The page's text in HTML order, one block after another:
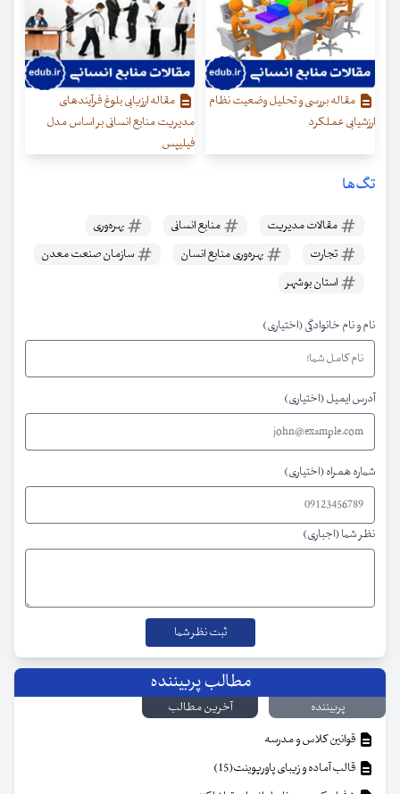
مقاله بررسی و تحلیل وضعیت نظام
ارزشیابی عملکرد
مقاله ارزیابی بلوغ فرآیندهای
مدیریت منابع انسانی بر اساس مدل
فیلیپس
تگ‌ها
مقالات مدیریت منابع انسانی
بهره‌وری
تجارت
بهره‌وری منابع انسان
سازمان صنعت معدن
استان بوشهر
نام و نام خانوادگی (اختیاری)
آدرس ایمیل (اختیاری)
شماره همراه (اختیاری)
نظر شما (اجباری)
مطالب پربیننده
پربیننده
آخرین مطالب
قوانین کلاس و مدرسه
قالب آماده و زیبای پاورپوینت(15)